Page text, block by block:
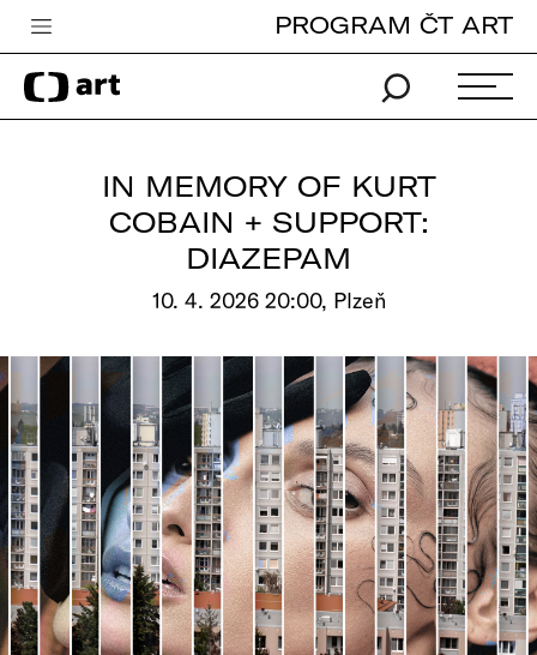
Česká televize
Zpravodajství
edu
Vše o ČT
PROGRAM ČT ART
IN MEMORY OF KURT
COBAIN + SUPPORT:
DIAZEPAM
10. 4. 2026 20:00, Plzeň